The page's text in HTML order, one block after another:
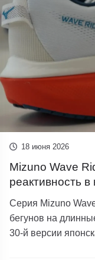
18 июня 2026
Mizuno Wave
реактивность
Серия Mizuno
бегунов на
30-й версии